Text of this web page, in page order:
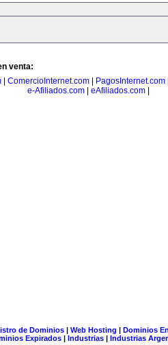
venta:
ComercioInternet.com PagosInternet.com
e-Afiliados.com| eAfiliados.com|
de Dominios| Web Hosting | Dominios
Expirados | Industrias | Industrias